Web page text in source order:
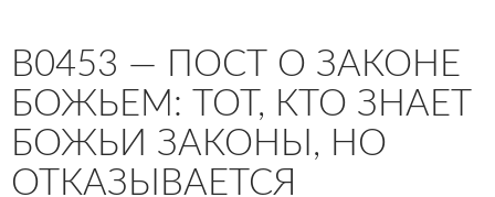
B0453 — ПОСТ О ЗАКОНЕ
БОЖЬЕМ: ТОТ, КТО ЗНАЕТ
БОЖЬИ ЗАКОНЫ, НО
ОТКАЗЫВАЕТСЯ